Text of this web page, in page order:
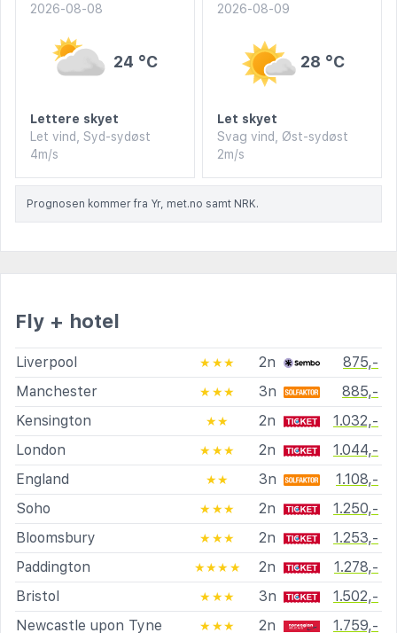
2026-08-08
24 °C
Lettere skyet
Let vind, Syd-sydøst
4m/s
2026-08-09
28 °C
Let skyet
Svag vind, Øst-sydøst
2m/s
Prognosen kommer fra Yr, met.no samt NRK.
Fly + hotel
Liverpool ★★★ 2n
875,-
Manchester
★★★ 3n
885,-
Kensington
★★ 2n
1.032,-
London
★★★ 2n
1.044,-
England
★★ 3n
1.108,-
Soho
★★★ 2n
1.250,-
Bloomsbury
★★★ 2n
1.253,-
Paddington
★★★★ 2n
1.278,-
Bristol
★★★ 3n
1.502,-
Newcastle upon Tyne
★★★ 2n 1.759,-